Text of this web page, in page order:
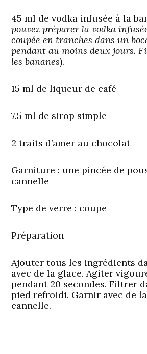
45 ml de vodka infusée à la
pouvez préparer la vodka
coupée en tranches dans un
pendant au moins deux jours.
les bananes).
15 ml de liqueur de café
7.5 ml de sirop simple
2 traits d’amer au chocolat
Garniture : une pincée de
cannelle
Type de verre : coupe
Préparation
Ajouter tous les ingrédients
avec de la glace. Agiter
pendant 20 secondes. Filtrer
pied refroidi. Garnir avec de
cannelle.